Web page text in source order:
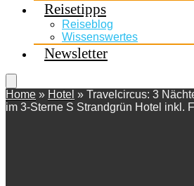
Reisetipps
Reiseblog
Wissenswertes
Newsletter
Home » Hotel » Travelcircus: 3
im 3-Sterne S Strandgrün Hotel inkl.